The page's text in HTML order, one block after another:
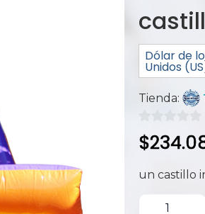
Dólar de
Unidos
Tienda:
0
de
$
un castillo